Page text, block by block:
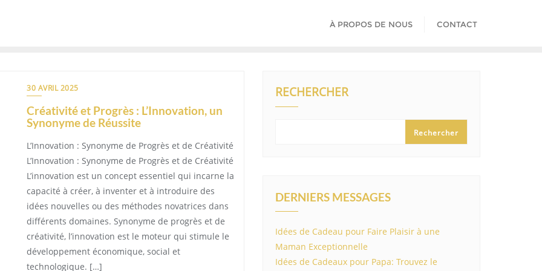
À PROPOS DE NOUS CONTACT
30 AVRIL 2025
Créativité et Progrès : L’Innovation, un
Synonyme de Réussite
L’Innovation : Synonyme de Progrès et de Créativité
L’Innovation : Synonyme de Progrès et de Créativité
L’innovation est un concept essentiel qui incarne la
capacité à créer, à inventer et à introduire des
idées nouvelles ou des méthodes novatrices dans
différents domaines. Synonyme de progrès et de
créativité, l’innovation est le moteur qui stimule le
développement économique, social et
technologique. […]
RECHERCHER
Rechercher
DERNIERS MESSAGES
Idées de Cadeau pour Faire Plaisir à une
Maman Exceptionnelle
Idées de Cadeaux pour Papa: Trouvez le